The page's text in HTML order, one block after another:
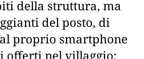
della struttura, ma
del posto, di
proprio smartphone
offerti nel villaggio: